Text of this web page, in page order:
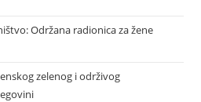
Održana radionica za žene
zelenog i održivog